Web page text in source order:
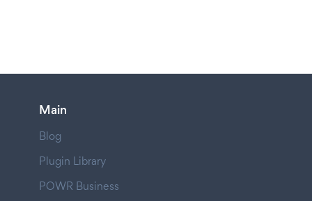
Main
Blog
Plugin Library
POWR Business